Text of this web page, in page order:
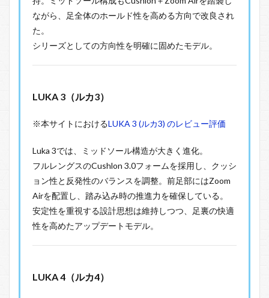
ながら、足全体のホールド性を高める方向で改良され
た。
シリーズとしての方向性を明確に固めたモデル。
LUKA 3（ルカ3）
※本サイトにおけるLUKA 3 (ルカ3) のレビュー評価
Luka 3では、ミッドソール構造が大きく進化。
フルレングスのCushlon 3.0フォームを採用し、クッシ
ョン性と反発性のバランスを調整。前足部にはZoom
Airを配置し、踏み込み時の推進力を確保している。
安定性を重視する設計思想は維持しつつ、足裏の快適
性を高めたアップデートモデル。
LUKA 4（ルカ4）